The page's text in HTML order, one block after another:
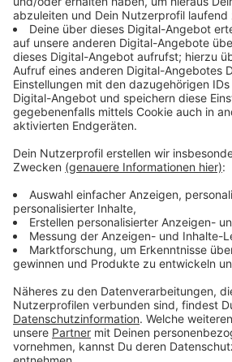
Wir benötigen
Zustimmung, um den
Video-Service zu
Wir verwenden einen
Drittanbieters, um
Daten zu Ihren
Details durch und
Nutzung des Service zu,
Video
Mehr Informationen
Akzeptieren
powered byUsercentrics
Myles Smith - Stay (If You Wanna
Video)
Anzeige